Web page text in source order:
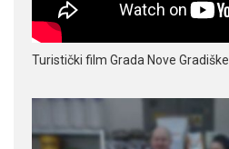
Turistički film Grada Nove Gradiške